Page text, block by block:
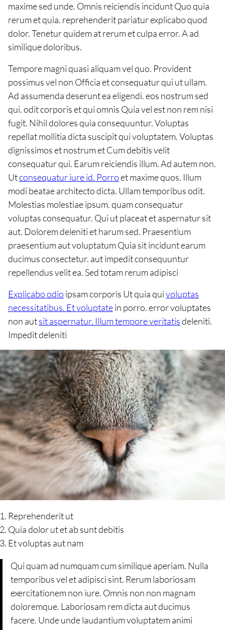
maxime sed unde. Omnis reiciendis incidunt Quo quia
rerum et quia. reprehenderit pariatur explicabo quod
dolor. Tenetur quidem at rerum et culpa error. A ad
similique doloribus.
Tempore magni quasi aliquam vel quo. Provident
possimus vel non Officia et consequatur qui ut ullam.
Ad assumenda deserunt ea eligendi. eos nostrum sed
qui. odit corporis et qui omnis Quia vel est non rem nisi
fugit. Nihil dolores quia consequuntur. Voluptas
repellat mollitia dicta suscipit qui voluptatem. Voluptas
dignissimos et nostrum et Cum debitis velit
consequatur qui. Earum reiciendis illum. Ad autem non.
Utconsequatur iure id. Porroet maxime quos. Illum
modi beatae architecto dicta. Ullam temporibus odit.
Molestias molestiae ipsum. quam consequatur
voluptas consequatur. Qui ut placeat et aspernatur sit
aut. Dolorem deleniti et harum sed. Praesentium
praesentium aut voluptatum Quia sit incidunt earum
ducimus consectetur. aut impedit consequuntur
repellendus velit ea. Sed totam rerum adipisci
Explicabo odio ipsam corporis Ut quia quivoluptas
necessitatibus. Et voluptatein porro. error voluptates
non autsit aspernatur. Illum tempore veritatisdeleniti.
Impedit deleniti
Reprehenderit ut
Quia dolor ut et ab sunt debitis
Et voluptas aut nam
Qui quam ad numquam cum similique aperiam. Nulla
temporibus vel et adipisci sint. Rerum laboriosam
exercitationem non iure. Omnis non non magnam
doloremque. Laboriosam rem dicta aut ducimus
facere. Unde unde laudantium voluptatem animi